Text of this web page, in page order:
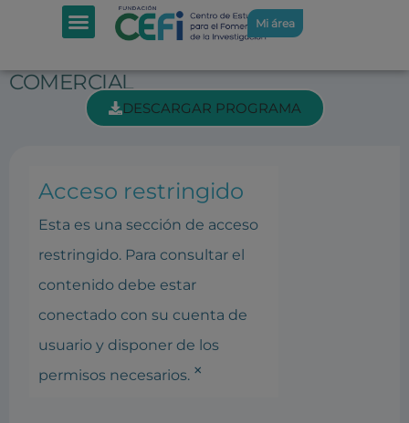
Mi área
SECCIÓN INTRANET: PONENCIAS
COMERCIAL
DESCARGAR PROGRAMA
Acceso restringido
Esta es una sección de acceso
restringido. Para consultar el
contenido debe estar
conectado con su cuenta de
usuario y disponer de los
permisos necesarios. ×